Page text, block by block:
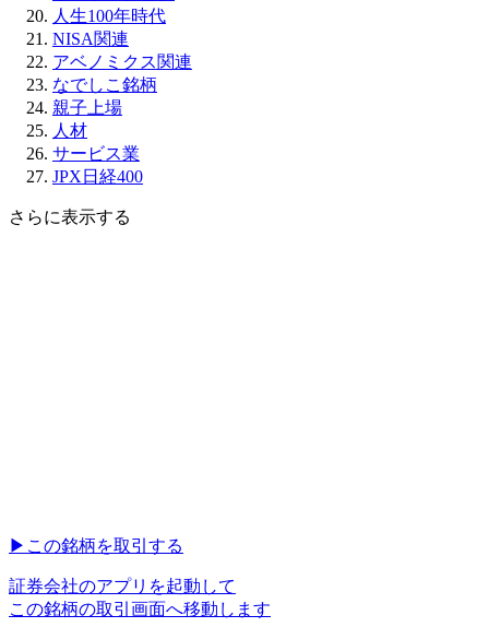
人生100年時代
NISA関連
アベノミクス関連
なでしこ銘柄
親子上場
人材
サービス業
JPX日経400
さらに表示する
▶︎ この銘柄を取引する
証券会社のアプリを起動して
この銘柄の取引画面へ移動します